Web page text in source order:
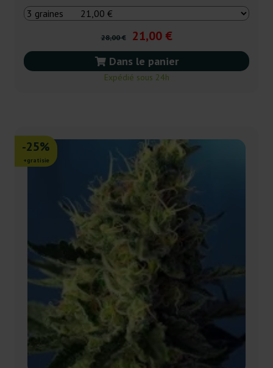
28,00 € 21,00 €
Dans le panier
Expédié sous 24h
-25%
+gratisie